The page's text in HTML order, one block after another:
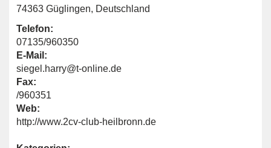
74363 Güglingen, Deutschland
Telefon:
07135/960350
E-Mail:
siegel.harry@t-online.de
Fax:
/960351
Web:
http://www.2cv-club-heilbronn.de